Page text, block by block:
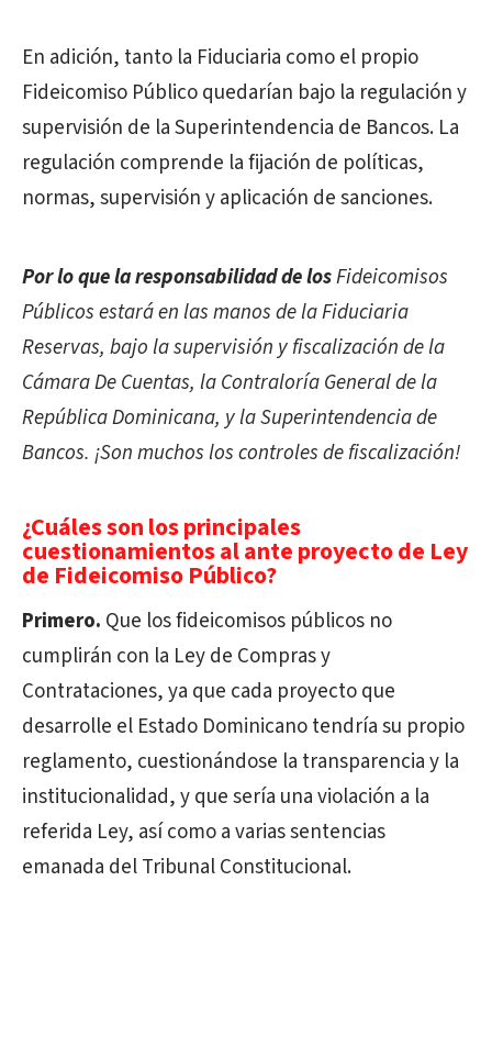
En adición, tanto la Fiduciaria como el propio
Fideicomiso Público quedarían bajo la regulación y
supervisión de la Superintendencia de Bancos. La
regulación comprende la fijación de políticas,
normas, supervisión y aplicación de sanciones.
Por lo que la responsabilidad de losFideicomisos
Públicos estará en las manos de la Fiduciaria
Reservas, bajo la supervisión y fiscalización de la
Cámara De Cuentas, la Contraloría General de la
República Dominicana, y la Superintendencia de
Bancos. ¡Son muchos los controles de fiscalización!
¿Cuáles son los principales
cuestionamientos al ante proyecto de Ley
de Fideicomiso Público?
Primero. Que los fideicomisos públicos no
cumplirán con la Ley de Compras y
Contrataciones, ya que cada proyecto que
desarrolle el Estado Dominicano tendría su propio
reglamento, cuestionándose la transparencia y la
institucionalidad, y que sería una violación a la
referida Ley, así como a varias sentencias
emanada del Tribunal Constitucional.